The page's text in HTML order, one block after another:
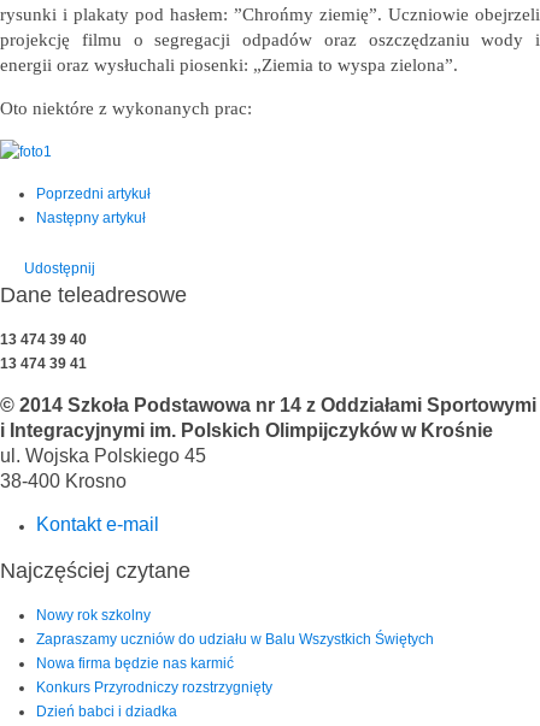
rysunki i plakaty pod hasłem: ”Chrońmy ziemię”. Uczniowie obejrzeli
projekcję filmu o segregacji odpadów oraz oszczędzaniu wody i
energii oraz wysłuchali piosenki: „Ziemia to wyspa zielona”.
Oto niektóre z wykonanych prac:
Poprzedni artykuł
Następny artykuł
Udostępnij
Dane teleadresowe
13 474 39 40
13 474 39 41
© 2014 Szkoła Podstawowa nr 14 z Oddziałami Sportowymi
i Integracyjnymi im. Polskich Olimpijczyków w Krośnie
ul. Wojska Polskiego 45
38-400 Krosno
Kontakt e-mail
Najczęściej czytane
Nowy rok szkolny
Zapraszamy uczniów do udziału w Balu Wszystkich Świętych
Nowa firma będzie nas karmić
Konkurs Przyrodniczy rozstrzygnięty
Dzień babci i dziadka